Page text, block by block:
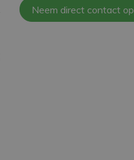
Neem direct contact op